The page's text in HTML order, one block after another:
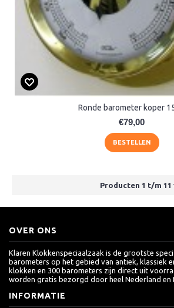
Ronde barometer koper
€79,00
BESTELLEN
Producten 1 t/m 11
OVER ONS
Klaren Klokkenspeciaalzaak is de grootste
barometers op het gebied van antiek, klassiek
klokken en 300 barometers zijn direct uit
worden gratis bezorgd door heel Nederland en
INFORMATIE